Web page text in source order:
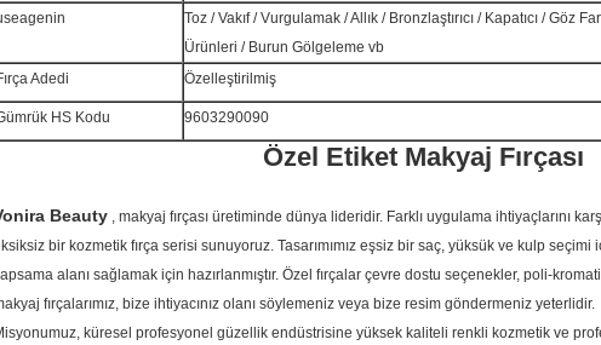
Toz / Vakıf / Vurgulamak / Allık / Bronzlaştırıcı / Kapatıcı / Göz
Ürünleri / Burun Gölgeleme vb
Adedi
Özelleştirilmiş
HS Kodu 9603290090
Özel Etiket Makyaj Fırçası
Beauty , makyaj fırçası üretiminde dünya lideridir. Farklı uygulama ihtiyaçlarını
bir kozmetik fırça serisi sunuyoruz. Tasarımımız eşsiz bir saç, yüksük ve kulp seçimi
alanı sağlamak için hazırlanmıştır. Özel fırçalar çevre dostu seçenekler, poli-
fırçalarımız, bize ihtiyacınız olanı söylemeniz veya bize resim göndermeniz yeterlidir.
küresel profesyonel güzellik endüstrisine yüksek kaliteli renkli kozmetik ve